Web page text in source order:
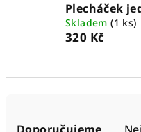
Plecháček
Skladem(1 ks)
320 Kč